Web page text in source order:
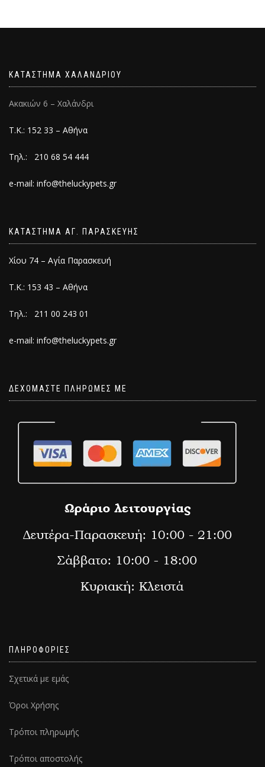
ΚΑΤΑΣΤΗΜΑ ΧΑΛΑΝΔΡΙΟΥ
Ακακιών 6 – Χαλάνδρι
Τ.Κ.: 152 33 – Αθήνα
Τηλ.: 210 68 54 444
e-mail: info@theluckypets.gr
ΚΑΤΑΣΤΗΜΑ ΑΓ. ΠΑΡΑΣΚΕΥΗΣ
Χίου 74 – Αγία Παρασκευή
Τ.Κ.: 153 43 – Αθήνα
Τηλ.: 211 00 243 01
e-mail: info@theluckypets.gr
ΔΕΧΟΜΑΣΤΕ ΠΛΗΡΩΜΕΣ ΜΕ
ΠΛΗΡΟΦΟΡΙΕΣ
Σχετικά με εμάς
Όροι Χρήσης
Τρόποι πληρωμής
Τρόποι αποστολής